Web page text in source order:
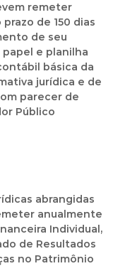
remeter
de 150 dias
de seu
e planilha
básica da
jurídica e de
parecer de
Público
abrangidas
anualmente
Individual,
de Resultados
no Patrimônio